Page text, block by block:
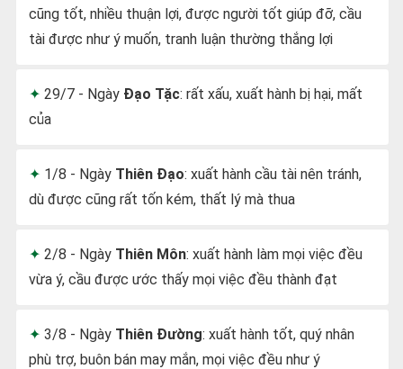
cũng tốt, nhiều thuận lợi, được người tốt giúp đỡ, cầu
tài được như ý muốn, tranh luận thường thắng lợi
29/7 - Ngày Đạo Tặc: rất xấu, xuất hành bị hại, mất
của
1/8 - Ngày Thiên Đạo: xuất hành cầu tài nên tránh,
dù được cũng rất tốn kém, thất lý mà thua
2/8 - Ngày Thiên Môn: xuất hành làm mọi việc đều
vừa ý, cầu được ước thấy mọi việc đều thành đạt
3/8 - Ngày Thiên Đường: xuất hành tốt, quý nhân
phù trợ, buôn bán may mắn, mọi việc đều như ý